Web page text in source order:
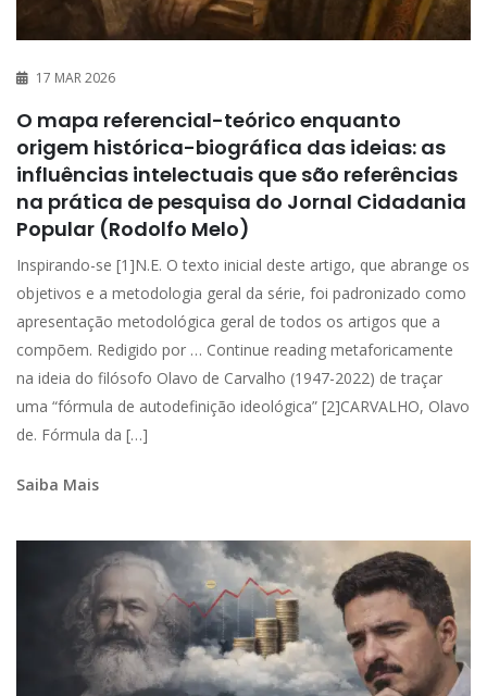
17 MAR 2026
O mapa referencial-teórico enquanto
origem histórica-biográfica das ideias: as
influências intelectuais que são referências
na prática de pesquisa do Jornal Cidadania
Popular (Rodolfo Melo)
Inspirando-se [1]N.E. O texto inicial deste artigo, que abrange os
objetivos e a metodologia geral da série, foi padronizado como
apresentação metodológica geral de todos os artigos que a
compõem. Redigido por … Continue reading metaforicamente
na ideia do filósofo Olavo de Carvalho (1947-2022) de traçar
uma “fórmula de autodefinição ideológica” [2]CARVALHO, Olavo
de. Fórmula da […]
Saiba Mais